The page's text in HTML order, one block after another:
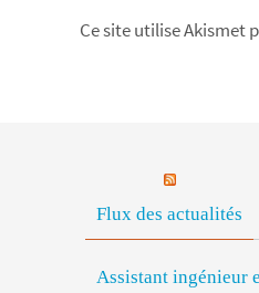
Ce site utilise Akismet
Flux des actualités
Assistant ingénieur